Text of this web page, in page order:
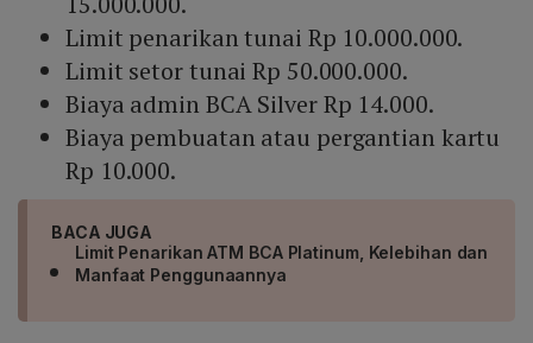
Limit penarikan tunai Rp 10.000.000.
Limit setor tunai Rp 50.000.000.
Biaya admin BCA Silver Rp 14.000.
Biaya pembuatan atau pergantian kartu
Rp 10.000.
BACA JUGA
Limit Penarikan ATM BCA Platinum, Kelebihan dan
Manfaat Penggunaannya